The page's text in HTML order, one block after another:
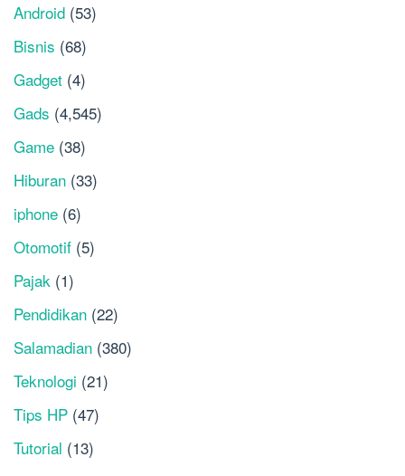
Android (53)
Bisnis (68)
Gadget (4)
Gads (4,545)
Game (38)
Hiburan (33)
iphone (6)
Otomotif (5)
Pajak (1)
Pendidikan (22)
Salamadian (380)
Teknologi (21)
Tips HP (47)
Tutorial (13)